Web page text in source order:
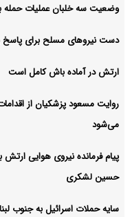
وضعیت سه خلبان عملیات
دست نیروهای مسلح برای پاسخ
ارتش در آماده باش کامل است
روایت مسعود پزشکیان از
می‌شود
پیام فرمانده نیروی هوایی
حسین لشکری
سایه حملات اسرائیل به جنوب